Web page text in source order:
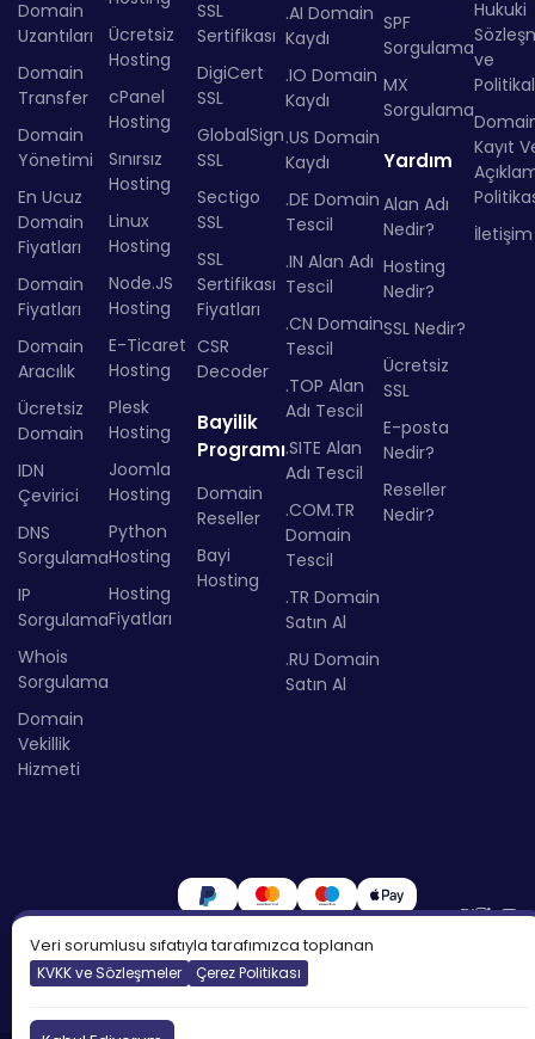
Domain
Uzantıları
Domain
Transfer
Domain
Yönetimi
En Ucuz
Domain
Fiyatları
Domain
Fiyatları
Domain
Aracılık
Ücretsiz
Domain
IDN
Çevirici
DNS
Sorgulama
IP
Sorgulama
Whois
Sorgulama
Domain
Vekillik
Hizmeti
Ücretsiz
Hosting
cPanel
Hosting
Sınırsız
Hosting
Linux
Hosting
Node.JS
Hosting
E-Ticaret
Hosting
Plesk
Hosting
Joomla
Hosting
Python
Hosting
Hosting
Fiyatları
SSL
Sertifikası
DigiCert
SSL
GlobalSign
SSL
Sectigo
SSL
SSL
Sertifikası
Fiyatları
CSR
Decoder
Bayilik
Programı
Domain
Reseller
Bayi
Hosting
.AI Domain
Kaydı
.IO Domain
Kaydı
.US Domain
Kaydı
.DE Domain
Tescil
.IN Alan Adı
Tescil
.CN Domain
Tescil
.TOP Alan
Adı Tescil
.SITE Alan
Adı Tescil
.COM.TR
Domain
Tescil
.TR Domain
Satın Al
.RU Domain
Satın Al
SPF
Sorgulama
MX
Sorgulama
Yardım
Alan Adı
Nedir?
Hosting
Nedir?
SSL Nedir?
Ücretsiz
SSL
E-posta
Nedir?
Reseller
Nedir?
Hukuki
ve
Kayıt
İletişim
Veri sorumlusu sıfatıyla tarafımızca toplanan
KVKK ve Sözleşmeler Çerez Politikası